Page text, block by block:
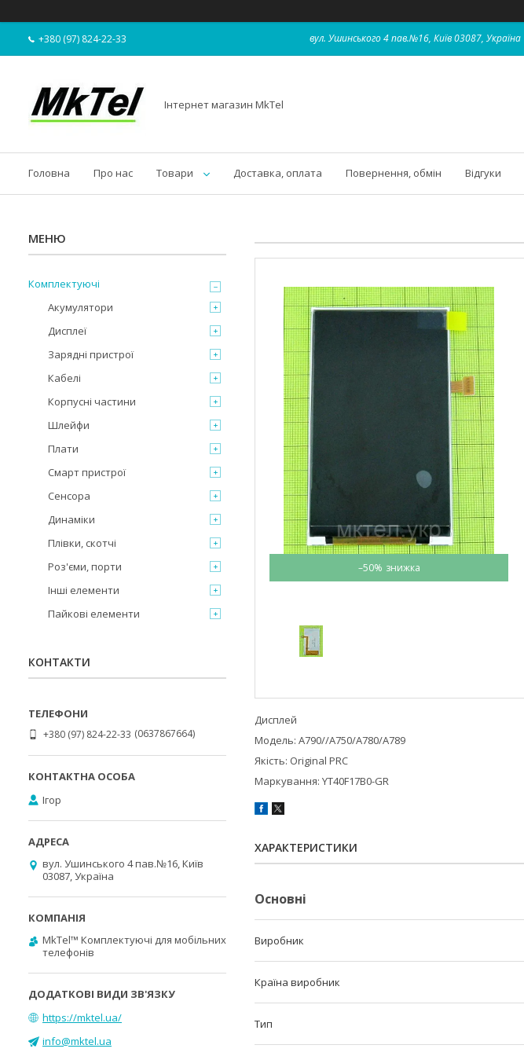
+380 (97) 824-22-33 вул. Ушинського 4 пав.№16, Київ 03087, Україна
Інтернет магазин MkTel
Головна Про нас Товари Доставка, оплата Повернення, обмін Відгуки
–50%
Дисплей
Модель: A790//A750/A780/A789
Якість: Original PRC
Маркування: YT40F17B0-GR
ХАРАКТЕРИСТИКИ
Основні
Виробник
Країна виробник
Тип
Комплектуючі
Акумулятори
Дисплеї
Зарядні пристрої
Кабелі
Корпусні частини
Шлейфи
Плати
Смарт пристрої
Сенсора
Динаміки
Плівки, скотчі
Роз'єми, порти
Інші елементи
Пайкові елементи
КОНТАКТИ
+380 (97) 824-22-33 0637867664
Ігор
вул. Ушинського 4 пав.№16, Київ
03087, Україна
MkTel™ Комплектуючі для мобільних
телефонів
https://mktel.ua/
info@mktel.ua